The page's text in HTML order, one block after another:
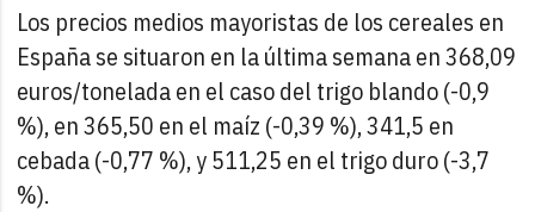
Los precios medios mayoristas de los cereales en
España se situaron en la última semana en 368,09
euros/tonelada en el caso del trigo blando (-0,9
%), en 365,50 en el maíz (-0,39 %), 341,5 en
cebada (-0,77 %), y 511,25 en el trigo duro (-3,7
%).